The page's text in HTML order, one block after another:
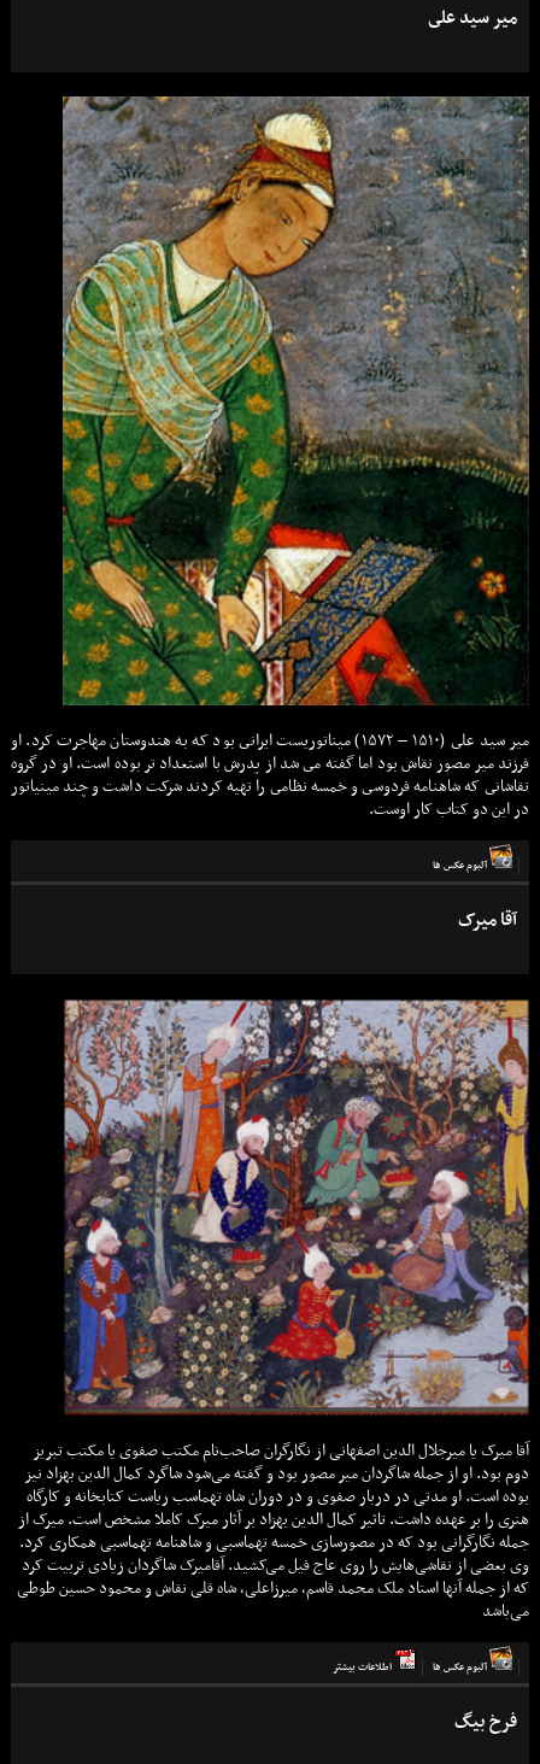
مير سيد على
مير سيد على (۱۵۱۰ – ۱۵۷۲) ميناتوريست ايرانى بود که به هندوستان مهاجرت کرد. او
فرزند مير مصور نقاش بود اما گفته مى شد از پدرش با استعداد تر بوده است. او در گروه
نقاشانى که شاهنامه فردوسى و خمسه نظامى را تهيه کردند شرکت داشت و چند مينياتور
در اين دو کتاب کار اوست.
آلبوم عكس ها
آقا میرک
آقا میرک یا میرجلال الدین اصفهانی از نگارگران صاحب‌نام مکتب صفوی یا مکتب تبریز
دوم بود. او از جمله شاگردان میر مصور بود و گفته می‌شود شاگرد کمال الدین بهزاد نیز
بوده است. او مدتی در دربار صفوی و در دوران شاه تهماسب ریاست کتابخانه و کارگاه
هنری را بر عهده داشت. تاثیر کمال الدین بهزاد بر آثار میرک کاملا مشخص است. میرک از
جمله نگارگرانی بود که در مصورسازی خمسه تهماسبی و شاهنامه تهماسبی همکاری کرد.
وی بعضی از نقاشی‌هایش را روی عاج فیل می‌کشید. آقامیرک شاگردان زیادی تربیت کرد
که از جمله آنها استاد ملک محمد قاسم، میرزاعلی، شاه قلی نقاش و محمود حسین طوطی
می‌باشد
آلبوم عكس ها اطلاعات بيشتر
فرخ بيگ